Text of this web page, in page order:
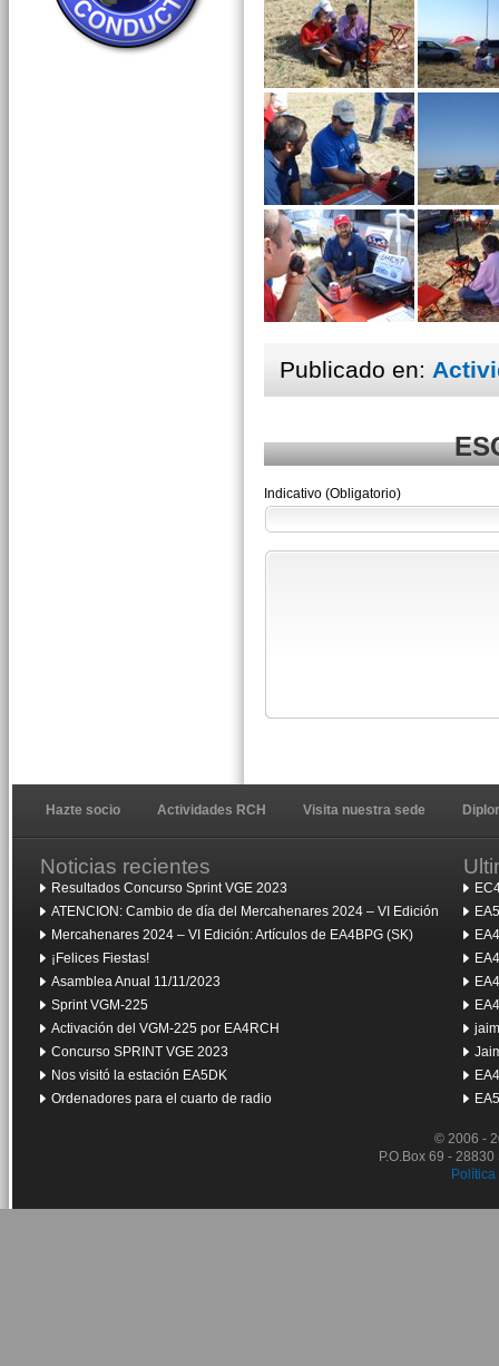
Publicado en:
Indicativo (Obligatorio)
Hazte socio Actividades RCH Visita nuestra sede
Noticias recientes
Resultados Concurso Sprint VGE 2023
ATENCION: Cambio de día del Mercahenares 2024 – VI Edición
Mercahenares 2024 – VI Edición: Artículos de EA4BPG (SK)
¡Felices Fiestas!
Asamblea Anual 11/11/2023
Sprint VGM-225
Activación del VGM-225 por EA4RCH
Concurso SPRINT VGE 2023
Nos visitó la estación EA5DK
Ordenadores para el cuarto de radio
© 2006 -
P.O.Box 69 -